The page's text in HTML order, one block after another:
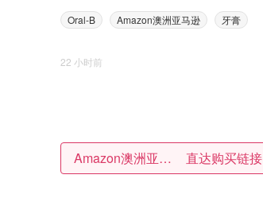
Oral-B Amazon澳洲亚马逊 牙膏
22 小时前
Amazon澳洲亚马逊 直达购买链接